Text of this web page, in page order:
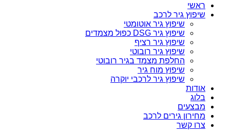
ראשי
שיפוץ גיר לרכב
שיפוץ גיר אוטומטי
שיפוץ גיר DSG כפול מצמדים
שיפוץ גיר רציף
שיפוץ גיר רובוטי
החלפת מצמד בגיר רובוטי
שיפוץ מוח גיר
שיפוץ גיר לרכבי יוקרה
אודות
בלוג
מבצעים
מחירון גירים לרכב
צרו קשר